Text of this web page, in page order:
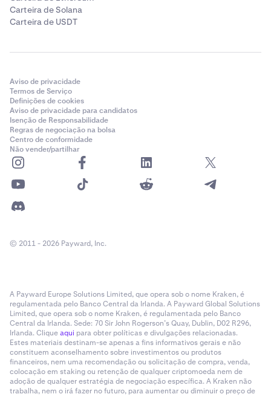
Carteira de Solana
Carteira de USDT
Aviso de privacidade
Termos de Serviço
Definições de cookies
Aviso de privacidade para candidatos
Isenção de Responsabilidade
Regras de negociação na bolsa
Centro de conformidade
Não vender/partilhar
© 2011 - 2026 Payward, Inc.
A Payward Europe Solutions Limited, que opera sob o nome Kraken, é
regulamentada pelo Banco Central da Irlanda. A Payward Global Solutions
Limited, que opera sob o nome Kraken, é regulamentada pelo Banco
Central da Irlanda. Sede: 70 Sir John Rogerson’s Quay, Dublin, D02 R296,
Irlanda. Cliqueaqui para obter políticas e divulgações relacionadas.
Estes materiais destinam-se apenas a fins informativos gerais e não
constituem aconselhamento sobre investimentos ou produtos
financeiros, nem uma recomendação ou solicitação de compra, venda,
colocação em staking ou retenção de qualquer criptomoeda nem de
adoção de qualquer estratégia de negociação específica. A Kraken não
trabalha, nem o irá fazer no futuro, para aumentar ou diminuir o preço de